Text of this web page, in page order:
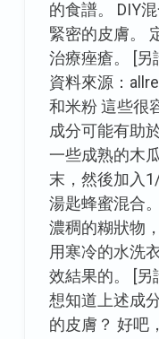
的食譜。 DIY
緊密的皮膚。
治療痤瘡。 [另
資料來源：
和米粉 這些很
成分可能有助
一些成熟的木
末，然後加入
湯匙蜂蜜混合
濃稠的糊狀物
用寒冷的水洗
效結果的。 [另
想知道上述成
的皮膚？ 好吧